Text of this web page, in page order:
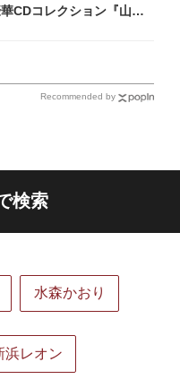
CDコレクション『山内
まで全164曲収録
Recommended by
検索
水森かおり
浜レオン